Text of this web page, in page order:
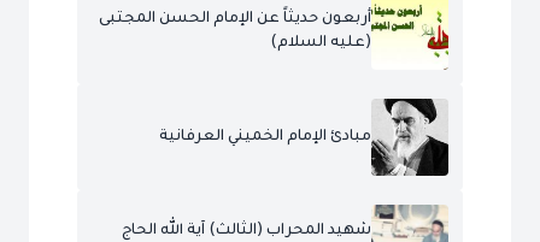
أربعون حديثاً عن الإمام الحسن المجتبى
(عليه السلام)
مبادئ الإمام الخميني العرفانية
شهيد المحراب (الثالث) آية الله الحاج